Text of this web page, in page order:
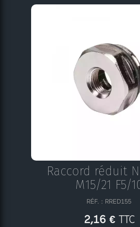
Raccord réduit
M15/21 F5/
RÉF. : RRED155
2,16 € TTC